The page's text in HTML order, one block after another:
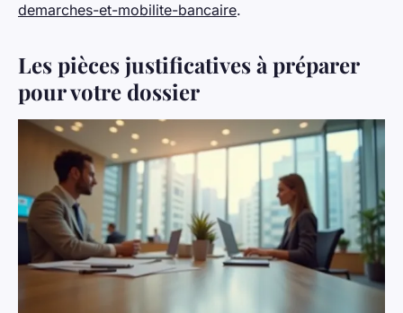
demarches-et-mobilite-bancaire.
Les pièces justificatives à préparer
pour votre dossier